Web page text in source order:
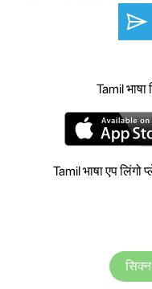
Tamil भाषा
Tamil भाषा एप लिंगो